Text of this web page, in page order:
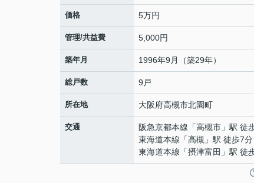
価格 5万円
管理/共益費 5,000円
築年月 1996年9月（築29年）
総戸数 9戸
所在地 大阪府高槻市北園町
交通 阪急京都本線 「高槻市 」駅 徒
東海道本線 「高槻 」駅 徒歩7分
東海道本線 「摂津富田 」駅 徒